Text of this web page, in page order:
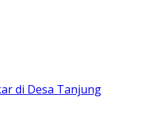
di Desa Tanjung